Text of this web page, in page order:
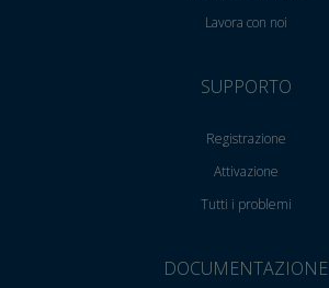
Lavora con noi
SUPPORTO
Registrazione
Attivazione
Tutti i problemi
DOCUMENTAZIONE